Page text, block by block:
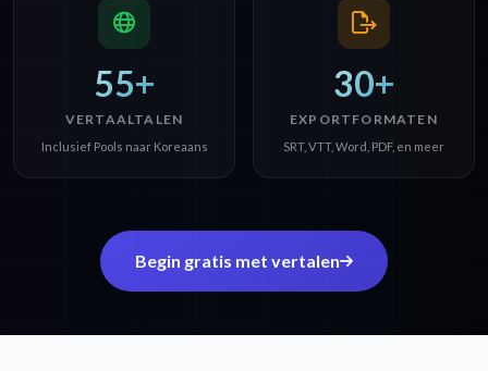
55+
VERTAALTALEN
Inclusief Pools naar Koreaans
30+
EXPORTFORMATEN
SRT, VTT, Word, PDF, en meer
Begin gratis met vertalen